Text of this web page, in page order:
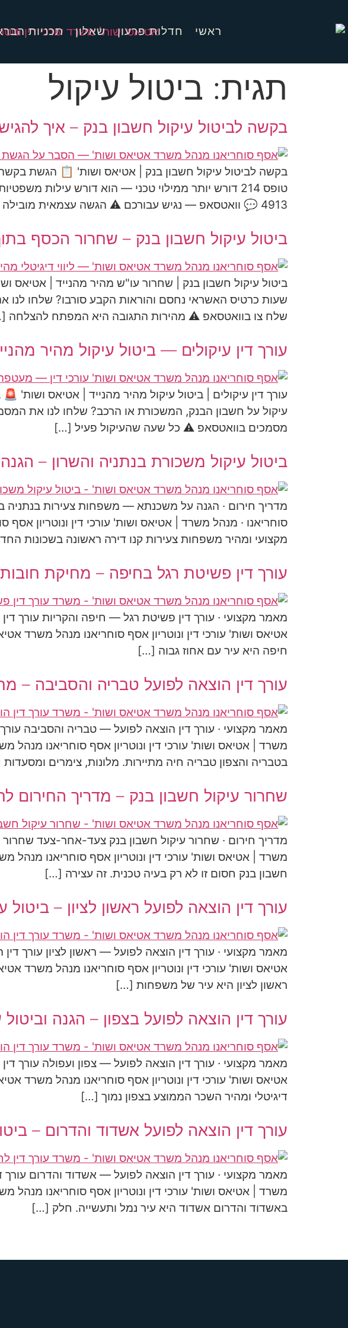
ראשי חדלות פרעון שאלון תכניות
תגית: ביטול עיקול
בקשה לביטול עיקול חשבון בנק – איך
בקשה לביטול עיקול חשבון בנק | אטיאס ושות' 📋 הגשת
4913 💬 וואטסאפ — נגיש עבורכם ⚠️ הגשה עצמאית מובילה לרוב […]
ביטול עיקול חשבון בנק – שחרור הכסף
ביטול עיקול חשבון בנק | שחרור עו"ש מהיר מהנייד |
שלח צו בוואטסאפ ⚠️ מהירות התגובה היא המפתח להצלחה
עורך דין עיקולים — ביטול עיקול מהיר
עורך דין עיקולים | ביטול עיקול מהיר מהנייד | אטיאס ושות'
מסמכים בוואטסאפ ⚠️ כל שעה שהעיקול פעיל […]
ביטול עיקול משכורת בנתניה והשרון –
מדריך חירום · הגנה על משכנתא — משפחות צעירות
סוחריאנו · מנהל משרד | אטיאס ושות' עורכי דין ונוטריון
מקצועי ומהיר משפחות צעירות קנו דירה ראשונה בשכונות
עורך דין פשיטת רגל בחיפה – מחיקת
מאמר מקצועי · עורך דין פשיטת רגל — חיפה והקריות עורך
אטיאס ושות' עורכי דין ונוטריון אסף סוחריאנו מנהל משרד
חיפה היא עיר עם אחוז גבוה […]
עורך דין הוצאה לפועל טבריה והסביבה –
מאמר מקצועי · עורך דין הוצאה לפועל — טבריה והסביבה
משרד | אטיאס ושות' עורכי דין ונוטריון אסף סוחריאנו מנהל
בטבריה והצפון טבריה חיה מתיירות. מלונות, צימרים
שחרור עיקול חשבון בנק – מדריך החירום
מדריך חירום · שחרור עיקול חשבון בנק צעד-אחר-צעד
משרד | אטיאס ושות' עורכי דין ונוטריון אסף סוחריאנו מנהל
חשבון בנק חסום זו לא רק בעיה טכנית. זה עצירה […]
עורך דין הוצאה לפועל ראשון לציון – ביטול
מאמר מקצועי · עורך דין הוצאה לפועל — ראשון לציון עורך
אטיאס ושות' עורכי דין ונוטריון אסף סוחריאנו מנהל משרד
ראשון לציון היא עיר של משפחות […]
עורך דין הוצאה לפועל בצפון – הגנה וביטול
מאמר מקצועי · עורך דין הוצאה לפועל — צפון ועפולה עורך
אטיאס ושות' עורכי דין ונוטריון אסף סוחריאנו מנהל משרד
דיגיטלי ומהיר השכר הממוצע בצפון נמוך […]
עורך דין הוצאה לפועל אשדוד והדרום –
מאמר מקצועי · עורך דין הוצאה לפועל — אשדוד והדרום
משרד | אטיאס ושות' עורכי דין ונוטריון אסף סוחריאנו מנהל
באשדוד והדרום אשדוד היא עיר נמל ותעשייה. חלק […]